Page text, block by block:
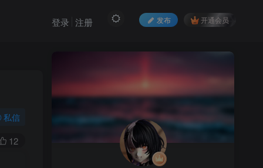
发布 开通会员
登录 注册
私信
12